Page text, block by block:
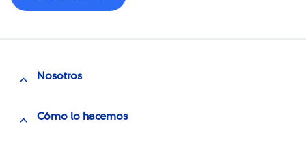
Nosotros
Cómo lo hacemos